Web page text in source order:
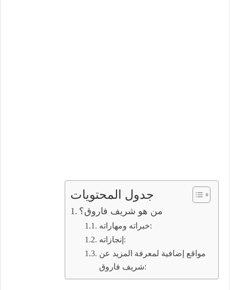
جدول المحتويات
من هو شريف فاروق؟
خبراته ومهاراته:
إنجازاته:
مواقع إضافية لمعرفة المزيد عن
شريف فاروق: